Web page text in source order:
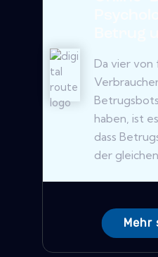
Da vier von
haben, ist
dass
der
Mehr